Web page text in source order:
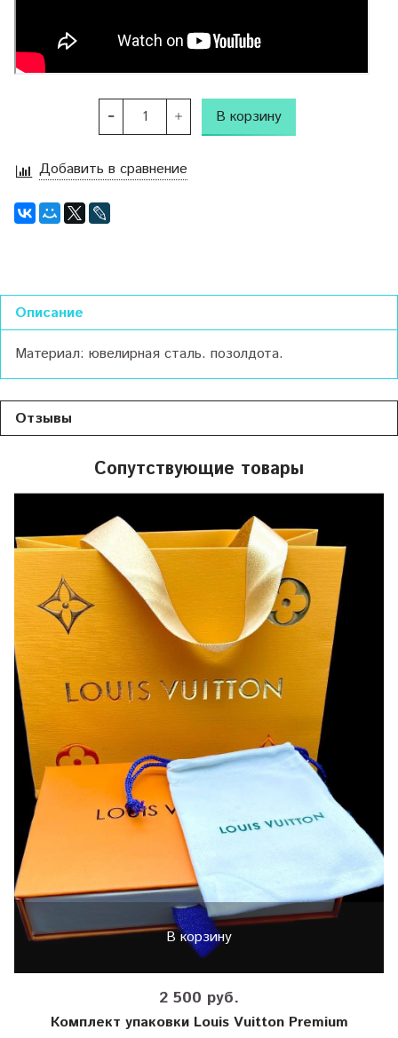
В корзину
Добавить в сравнение
Описание
Материал: ювелирная сталь. позолдота.
Отзывы
Сопутствующие товары
В корзину
2 500 руб.
Комплект упаковки Louis Vuitton Premium